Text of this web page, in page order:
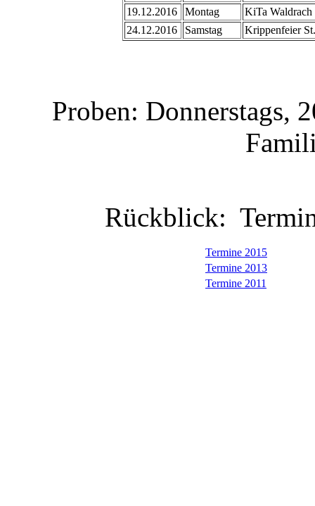
19.12.2016
Montag
KiTa Waldrach
24.12.2016
Samstag Krippenfeier
Proben: Donnerstags,
Rückblick:
Termine 2015
Termine 2013
Termine 2011